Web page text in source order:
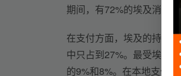
期间，有72%的埃及消费
在支付方面，埃及的持卡
中只占到27%。最受埃及
的9%和8%。在本地支付